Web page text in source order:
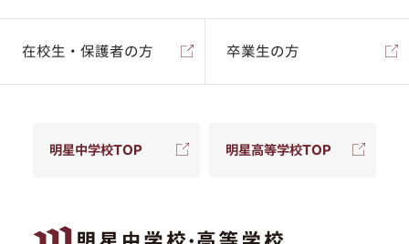
在校生・保護者の方 卒業生の方
明星中学校TOP 明星高等学校TOP